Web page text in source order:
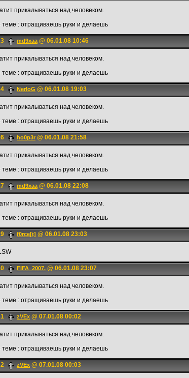
прикалываться над человеком.
теме : отращиваешь руки и делаешь
md9xaa@ 06.01.08 10:46
прикалываться над человеком.
теме : отращиваешь руки и делаешь
NerloG @ 06.01.08 19:03
прикалываться над человеком.
теме : отращиваешь руки и делаешь
ho0p3r @ 06.01.08 21:58
прикалываться над человеком.
теме : отращиваешь руки и делаешь
md9xaa@ 06.01.08 22:08
прикалываться над человеком.
теме : отращиваешь руки и делаешь
f0rce[t] @ 06.01.08 23:03
FIFA_2007. @ 06.01.08 23:07
прикалываться над человеком.
теме : отращиваешь руки и делаешь
zVEx @ 07.01.08 00:02
прикалываться над человеком.
теме : отращиваешь руки и делаешь
zVEx @ 07.01.08 00:03